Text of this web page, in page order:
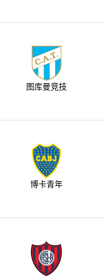
图库曼竞技
博卡青年